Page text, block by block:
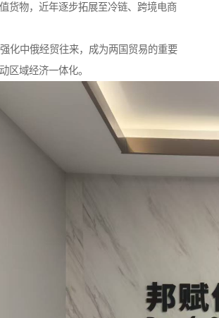
货物，近年逐步拓展至冷链、跨境电商
化中俄经贸往来，成为两国贸易的重要
区域经济一体化。